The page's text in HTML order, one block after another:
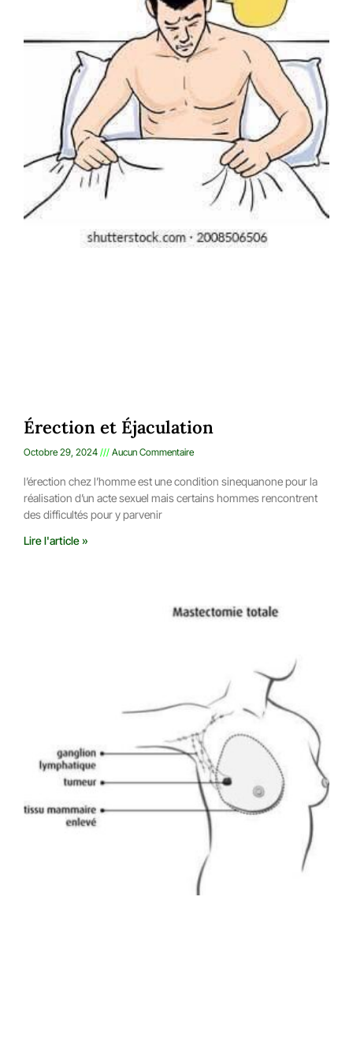
Érection et Éjaculation
Octobre 29, 2024 Aucun Commentaire
l’érection chez l’homme est une condition sinequanone pour la
réalisation d’un acte sexuel mais certains hommes rencontrent
des difficultés pour y parvenir
Lire l'article »